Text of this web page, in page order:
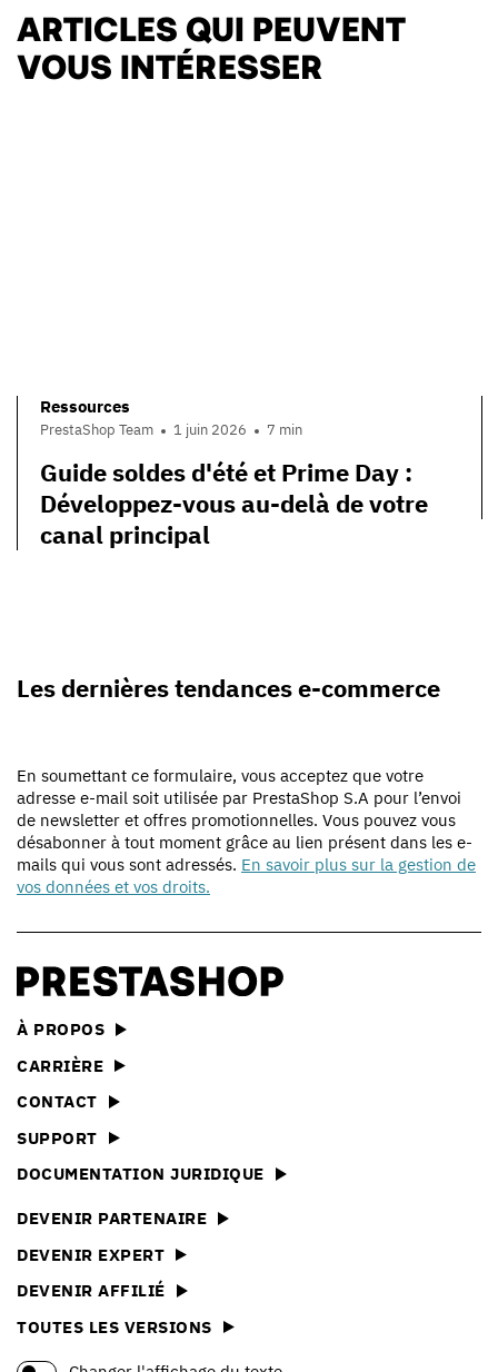
ARTICLES QUI PEUVENT
VOUS INTÉRESSER
Ressources
PrestaShop Team 1 juin 2026 7 min
Guide soldes d'été et Prime Day :
Développez-vous au-delà de votre
canal principal
Les dernières tendances e-commerce
En soumettant ce formulaire, vous acceptez que votre
adresse e-mail soit utilisée par PrestaShop S.A pour l’envoi
de newsletter et offres promotionnelles. Vous pouvez vous
désabonner à tout moment grâce au lien présent dans les e-
mails qui vous sont adressés. En savoir plus sur la gestion de
vos données et vos droits.
À PROPOS
CARRIÈRE
CONTACT
SUPPORT
DOCUMENTATION JURIDIQUE
DEVENIR PARTENAIRE
DEVENIR EXPERT
DEVENIR AFFILIÉ
TOUTES LES VERSIONS